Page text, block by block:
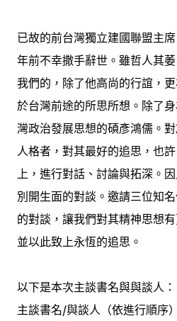
已故的前台灣獨立建國聯盟主
年前不幸撒手辭世。雖哲人其
我們的，除了他高尚的行誼，
於台灣前途的所思所想。除了
灣政治發展思想的碩彥鴻儒。
人格者，對其最好的追思，也
上，進行對話、討論與拓深。
別開生面的對談。邀請三位知
的對談，讓我們對其精神思想
並以此致上永恆的追思。
以下是本次主談書名與與談人：
主談書名/與談人（依進行順序